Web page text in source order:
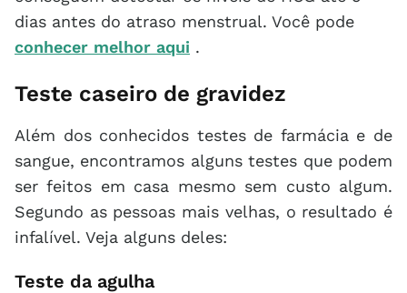
dias antes do atraso menstrual. Você pode
conhecer melhor aqui .
Teste caseiro de gravidez
Além dos conhecidos testes de farmácia e de
sangue, encontramos alguns testes que podem
ser feitos em casa mesmo sem custo algum.
Segundo as pessoas mais velhas, o resultado é
infalível. Veja alguns deles:
Teste da agulha